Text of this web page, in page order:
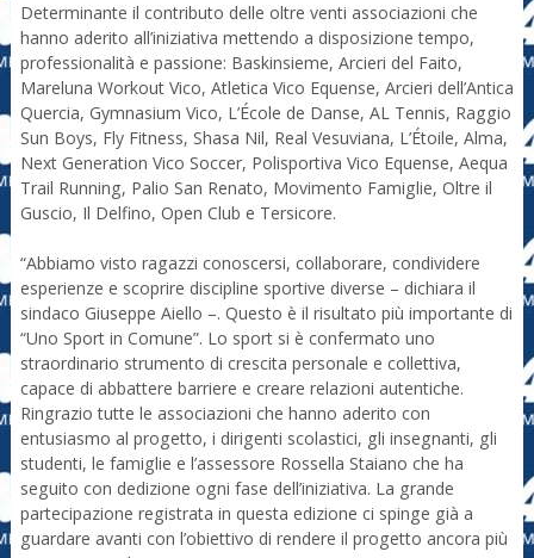
Determinante il contributo delle oltre venti associazioni che
hanno aderito all’iniziativa mettendo a disposizione tempo,
professionalità e passione: Baskinsieme, Arcieri del Faito,
Mareluna Workout Vico, Atletica Vico Equense, Arcieri dell’Antica
Quercia, Gymnasium Vico, L’École de Danse, AL Tennis, Raggio
Sun Boys, Fly Fitness, Shasa Nil, Real Vesuviana, L’Étoile, Alma,
Next Generation Vico Soccer, Polisportiva Vico Equense, Aequa
Trail Running, Palio San Renato, Movimento Famiglie, Oltre il
Guscio, Il Delfino, Open Club e Tersicore.
“Abbiamo visto ragazzi conoscersi, collaborare, condividere
esperienze e scoprire discipline sportive diverse – dichiara il
sindaco Giuseppe Aiello –. Questo è il risultato più importante di
“Uno Sport in Comune”. Lo sport si è confermato uno
straordinario strumento di crescita personale e collettiva,
capace di abbattere barriere e creare relazioni autentiche.
Ringrazio tutte le associazioni che hanno aderito con
entusiasmo al progetto, i dirigenti scolastici, gli insegnanti, gli
studenti, le famiglie e l’assessore Rossella Staiano che ha
seguito con dedizione ogni fase dell’iniziativa. La grande
partecipazione registrata in questa edizione ci spinge già a
guardare avanti con l’obiettivo di rendere il progetto ancora più